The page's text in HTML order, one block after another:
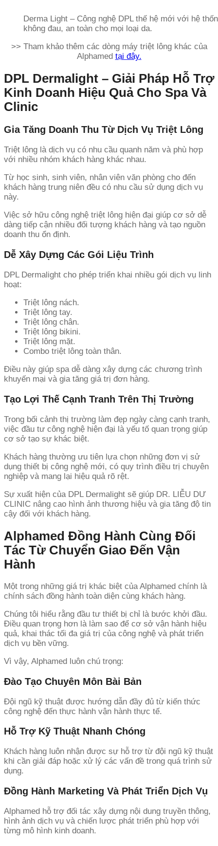
Derma Light – Công nghệ DPL thế hệ mới với hệ
không đau, an toàn cho mọi loại da.
>> Tham khảo thêm các dòng máy triệt lông khác của
Alphamed tại đây.
DPL Dermalight – Giải Pháp Hỗ Trợ
Kinh Doanh Hiệu Quả Cho Spa Và
Clinic
Gia Tăng Doanh Thu Từ Dịch Vụ Triệt Lông
Triệt lông là dịch vụ có nhu cầu quanh năm và phù hợp
với nhiều nhóm khách hàng khác nhau.
Từ học sinh, sinh viên, nhân viên văn phòng cho đến
khách hàng trung niên đều có nhu cầu sử dụng dịch vụ
này.
Việc sở hữu công nghệ triệt lông hiện đại giúp cơ sở dễ
dàng tiếp cận nhiều đối tượng khách hàng và tạo nguồn
doanh thu ổn định.
Dễ Xây Dựng Các Gói Liệu Trình
DPL Dermalight cho phép triển khai nhiều gói dịch vụ linh
hoạt:
Triệt lông nách.
Triệt lông tay.
Triệt lông chân.
Triệt lông bikini.
Triệt lông mặt.
Combo triệt lông toàn thân.
Điều này giúp spa dễ dàng xây dựng các chương trình
khuyến mại và gia tăng giá trị đơn hàng.
Tạo Lợi Thế Cạnh Tranh Trên Thị Trường
Trong bối cảnh thị trường làm đẹp ngày càng cạnh tranh,
việc đầu tư công nghệ hiện đại là yếu tố quan trọng giúp
cơ sở tạo sự khác biệt.
Khách hàng thường ưu tiên lựa chọn những đơn vị sử
dụng thiết bị công nghệ mới, có quy trình điều trị chuyên
nghiệp và mang lại hiệu quả rõ rệt.
Sự xuất hiện của DPL Dermalight sẽ giúp DR. LIỄU DƯ
CLINIC nâng cao hình ảnh thương hiệu và gia tăng độ tin
cậy đối với khách hàng.
Alphamed Đồng Hành Cùng Đối
Tác Từ Chuyển Giao Đến Vận
Hành
Một trong những giá trị khác biệt của Alphamed chính là
chính sách đồng hành toàn diện cùng khách hàng.
Chúng tôi hiểu rằng đầu tư thiết bị chỉ là bước khởi đầu.
Điều quan trọng hơn là làm sao để cơ sở vận hành hiệu
quả, khai thác tối đa giá trị của công nghệ và phát triển
dịch vụ bền vững.
Vì vậy, Alphamed luôn chú trọng:
Đào Tạo Chuyên Môn Bài Bản
Đội ngũ kỹ thuật được hướng dẫn đầy đủ từ kiến thức
công nghệ đến thực hành vận hành thực tế.
Hỗ Trợ Kỹ Thuật Nhanh Chóng
Khách hàng luôn nhận được sự hỗ trợ từ đội ngũ kỹ thuật
khi cần giải đáp hoặc xử lý các vấn đề trong quá trình sử
dụng.
Đồng Hành Marketing Và Phát Triển Dịch Vụ
Alphamed hỗ trợ đối tác xây dựng nội dung truyền thông,
hình ảnh dịch vụ và chiến lược phát triển phù hợp với
từng mô hình kinh doanh.